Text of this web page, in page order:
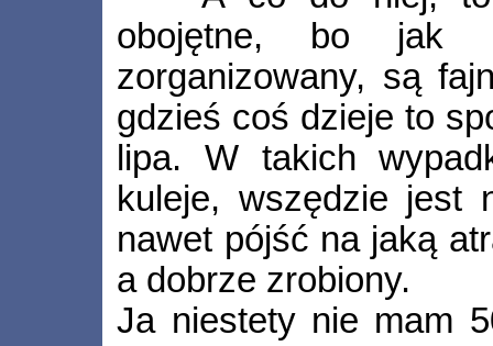
obojętne, bo jak
zorganizowany, są
gdzieś coś dzieje to
lipa. W takich
kuleje, wszędzie jest
nawet pójść na jaką
a dobrze zrobiony.
Ja niestety nie mam